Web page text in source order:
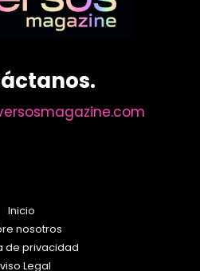
Inicio
nosotros
de privacidad
Legal